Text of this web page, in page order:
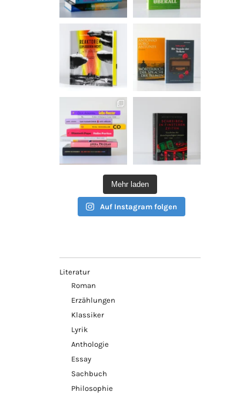
Mehr laden
Auf Instagram folgen
Literatur
Roman
Erzählungen
Klassiker
Lyrik
Anthologie
Essay
Sachbuch
Philosophie